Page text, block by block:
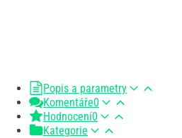
Popis a parametry
Komentáře0
Hodnocení0
Kategorie